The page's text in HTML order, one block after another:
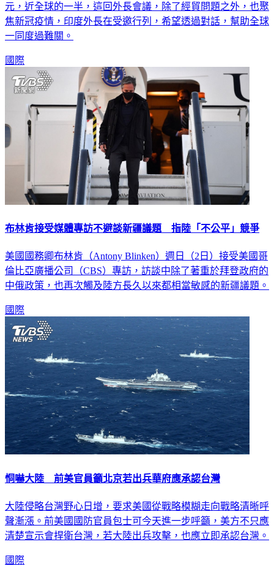
元，近全球的一半，這回外長會議，除了經貿問題之外，也聚
焦新冠疫情，印度外長在受邀行列，希望透過對話，幫助全球
一同度過難關。
國際
布林肯接受媒體專訪不避談新疆議題 指陸「不公平」競爭
美國國務卿布林肯（Antony Blinken）週日（2日）接受美國哥
倫比亞廣播公司（CBS）專訪，訪談中除了著重於拜登政府的
中俄政策，也再次觸及陸方長久以來都相當敏感的新疆議題。
國際
恫嚇大陸 前美官員籲北京若出兵華府應承認台灣
大陸侵略台灣野心日增，要求美國從戰略模糊走向戰略清晰呼
聲漸漲。前美國國防官員包士可今天進一步呼籲，美方不只應
清楚宣示會捍衛台灣，若大陸出兵攻擊，也應立即承認台灣。
國際